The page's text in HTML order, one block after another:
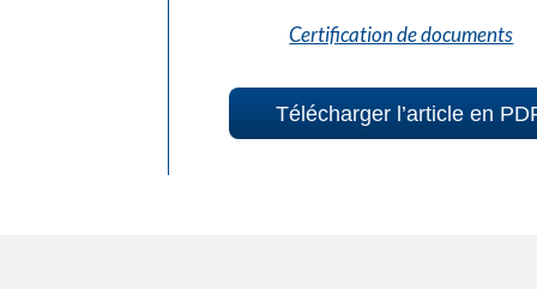
Certification de documents
Télécharger l’article en